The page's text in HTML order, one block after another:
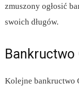
zmuszony ogłosić
swoich długów.
Bankructwo
Kolejne bankructwo